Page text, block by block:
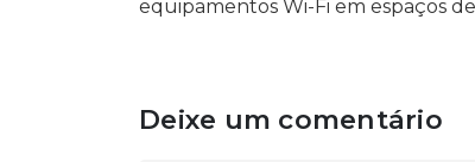
equipamentos Wi-Fi em espaços
Deixe um comentário